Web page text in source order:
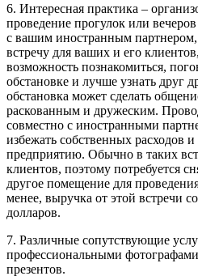
6. Интересная практика –
проведение прогулок или
с вашим иностранным
встречу для ваших и его
возможность познакомиться,
обстановке и лучше узнать друг
обстановка может сделать
раскованным и дружеским.
совместно с иностранными
избежать собственных расходов
предприятию. Обычно в таких
клиентов, поэтому потребуется
другое помещение для
менее, выручка от этой встречи
долларов.
7. Различные сопутствующие
профессиональными
презентов.